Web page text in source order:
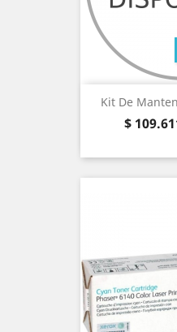
Kit De
Precio
$